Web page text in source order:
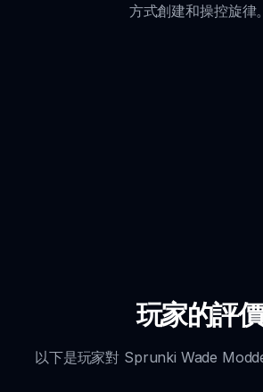
方式創建和操控旋律。
玩家的評價
以下是玩家對 Sprunki Wade